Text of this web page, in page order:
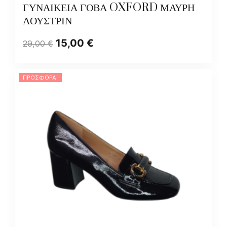
ΓΥΝΑΙΚΕΙΑ ΓΟΒΑ OXFORD ΜΑΥΡΗ
ΛΟΥΣΤΡΙΝ
29,00€ 15,00 €
ΠΡΟΣΦΟΡΆ!